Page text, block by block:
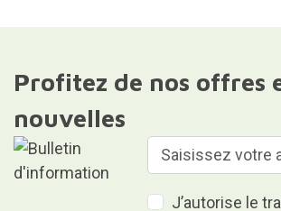
Profitez de nos offres
nouvelles
J’autorise le